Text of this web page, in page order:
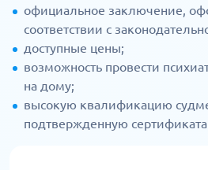
официальное заключение,
соответствии с
доступные цены;
возможность провести
на дому;
высокую квалификацию
подтвержденную